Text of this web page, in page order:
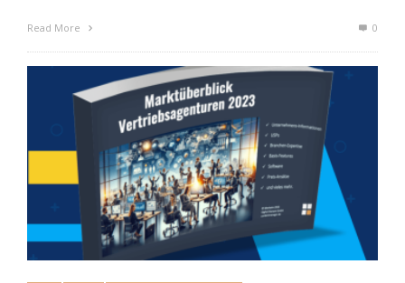
Read More 0